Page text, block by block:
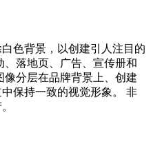
色背景，以创建引人注目的
落地页、广告、宣传册和
分层在品牌背景上、创建
保持一致的视觉形象。 非